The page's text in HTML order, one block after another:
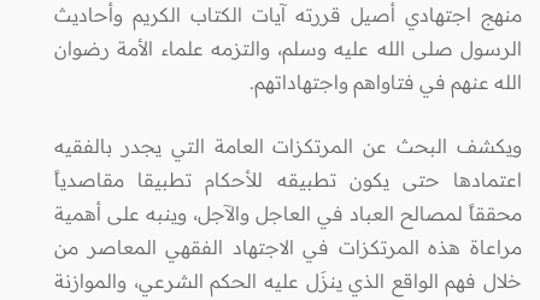
منهج اجتهادي أصيل قررته آيات الكتاب الكريم وأحاديث
الرسول صلى الله عليه وسلم، والتزمه علماء الأمة رضوان
الله عنهم في فتاواهم واجتهاداتهم.
ويكشف البحث عن المرتكزات العامة التي يجدر بالفقيه
اعتمادها حتى يكون تطبيقه للأحكام تطبيقا مقاصدياً
محققاً لمصالح العباد في العاجل والآجل، وينبه على أهمية
مراعاة هذه المرتكزات في الاجتهاد الفقهي المعاصر من
خلال فهم الواقع الذي ينزَل عليه الحكم الشرعي، والموازنة